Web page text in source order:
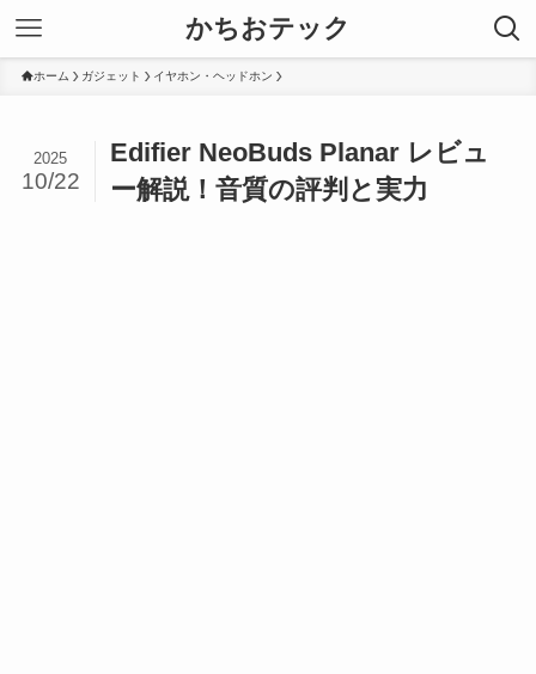
かちおテック
ホーム ガジェット イヤホン・ヘッドホン
Edifier NeoBuds Planar レビュ
ー解説！音質の評判と実力
2025
10/22